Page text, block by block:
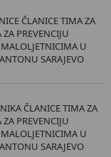
ČLANICE TIMA ZA
PREVENCIJU
U
SARAJEVO
ČLANICE TIMA ZA
PREVENCIJU
U
SARAJEVO